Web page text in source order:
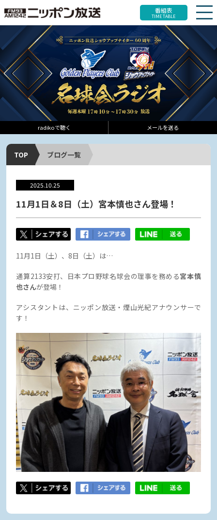
番組表
TIME TABLE
radikoで聴く メールを送る
TOP ブログ一覧
2025.10.25
11月1日＆8日（土）宮本慎也さん登場！
11月1日（土）、8日（土）は…
通算2133安打、日本プロ野球名球会の理事を務める宮本慎
也さんが登場！
アシスタントは、ニッポン放送・煙山光紀アナウンサーで
す！